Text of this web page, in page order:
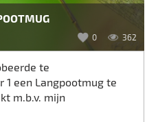
0 362
te
een Langpootmug te
m.b.v. mijn